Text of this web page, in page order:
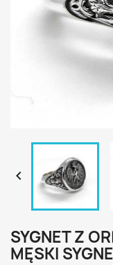

SYGNET Z
MĘSKI